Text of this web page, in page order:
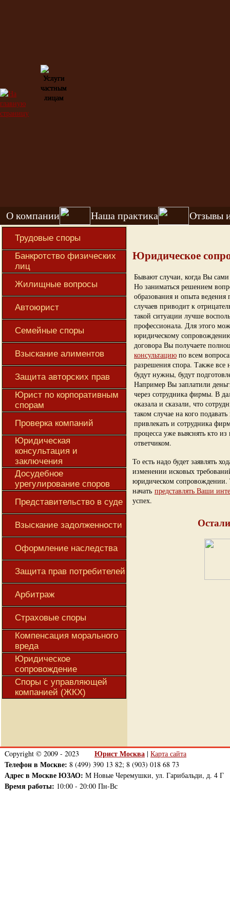
О компании Наша практика Отзывы
Трудовые споры
Банкротство физических
лиц
Жилищные вопросы
Автоюрист
Семейные споры
Взыскание алиментов
Защита авторских прав
Юрист по корпоративным
спорам
Проверка компаний
Юридическая
консультация и
заключения
Досудебное
урегулирование споров
Представительство в суде
Взыскание задолженности
Оформление наследства
Защита прав потребителей
Арбитраж
Страховые споры
Компенсация морального
вреда
Юридическое
сопровождение
Споры с управляющей
компанией (ЖКХ)
Юридическое
Бывают случаи, когда Вы
Но заниматься решением
образования и опыта
случаев приводит к
такой ситуации лучше
профессионала. Для этого
юридическому
договора Вы получаете
консультацию по всем
разрешения спора. Также
будут нужны, будут
Например Вы заплатили
через сотрудника фирмы. В
оказала и сказали, что
таком случае на кого
привлекать и сотрудника
процесса уже выяснять кто
ответчиком.
То есть надо будет заявлять
изменении исковых
юридическом
начать представлять Ваши
успех.
Copyright © 2009 - 2023 Юрист Москва | Карта сайта
Телефон в Москве: 8 (499) 390 13 82; 8 (903) 018 68 73
Адрес в Москве ЮЗАО: М Новые Черемушки, ул. Гарибальди, д. 4 Г
Время работы: 10:00 - 20:00 Пн-Вс